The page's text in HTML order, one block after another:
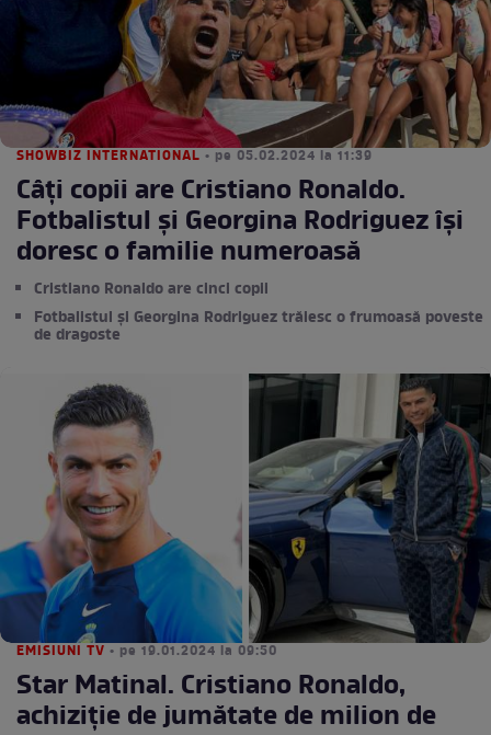
SHOWBIZ INTERNATIONAL • pe 05.02.2024 la 11:39
Câți copii are Cristiano Ronaldo.
Fotbalistul și Georgina Rodriguez își
doresc o familie numeroasă
Cristiano Ronaldo are cinci copii
Fotbalistul și Georgina Rodriguez trăiesc o frumoasă poveste
de dragoste
EMISIUNI TV • pe 19.01.2024 la 09:50
Star Matinal. Cristiano Ronaldo,
achiziție de jumătate de milion de